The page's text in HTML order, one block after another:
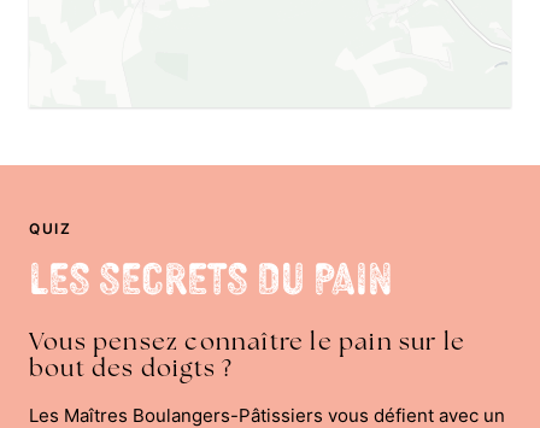
QUIZ
Les Secrets du Pain
Vous pensez connaître le pain sur le
bout des doigts ?
Les Maîtres Boulangers-Pâtissiers vous défient avec un